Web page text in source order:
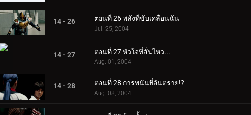
14 - 26 ตอนที่ 26 พลังที่ขับเคลื่อนฉัน
Jul. 25, 2004
14 - 27 ตอนที่ 27 หัวใจที่สั่นไหว...
Aug. 01, 2004
14 - 28 ตอนที่ 28 การพนันที่อันตราย!?
Aug. 08, 2004